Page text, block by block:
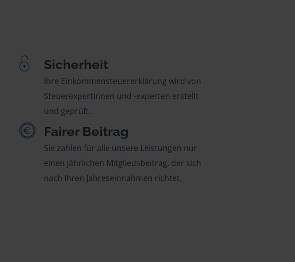
Sicherheit
Ihre Einkommensteuererklärung wird von
Steuerexpertinnen und -experten erstellt
und geprüft.
Fairer Beitrag
Sie zahlen für alle unsere Leistungen nur
einen jährlichen Mitgliedsbeitrag, der sich
nach Ihren Jahreseinnahmen richtet.